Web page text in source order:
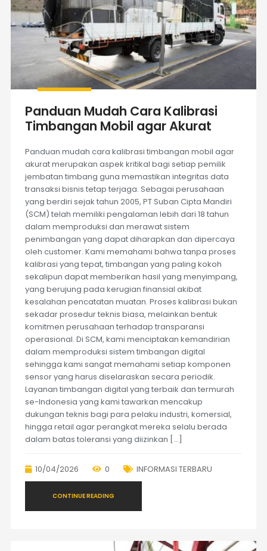
Panduan Mudah Cara Kalibrasi
Timbangan Mobil agar Akurat
Panduan mudah cara kalibrasi timbangan mobil agar
akurat merupakan aspek kritikal bagi setiap pemilik
jembatan timbang guna memastikan integritas data
transaksi bisnis tetap terjaga. Sebagai perusahaan
yang berdiri sejak tahun 2005, PT Suban Cipta Mandiri
(SCM) telah memiliki pengalaman lebih dari 18 tahun
dalam memproduksi dan merawat sistem
penimbangan yang dapat diharapkan dan dipercaya
oleh customer. Kami memahami bahwa tanpa proses
kalibrasi yang tepat, timbangan yang paling kokoh
sekalipun dapat memberikan hasil yang menyimpang,
yang berujung pada kerugian finansial akibat
kesalahan pencatatan muatan. Proses kalibrasi bukan
sekadar prosedur teknis biasa, melainkan bentuk
komitmen perusahaan terhadap transparansi
operasional. Di SCM, kami menciptakan kemandirian
dalam memproduksi sistem timbangan digital
sehingga kami sangat memahami setiap komponen
sensor yang harus diselaraskan secara periodik.
Layanan timbangan digital yang terbaik dan termurah
se-Indonesia yang kami tawarkan mencakup
dukungan teknis bagi para pelaku industri, komersial,
hingga retail agar perangkat mereka selalu berada
dalam batas toleransi yang diizinkan […]
10/04/2026 0 INFORMASI TERBARU
CONTINUE READING